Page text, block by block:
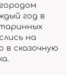
год в
на
в сказочную